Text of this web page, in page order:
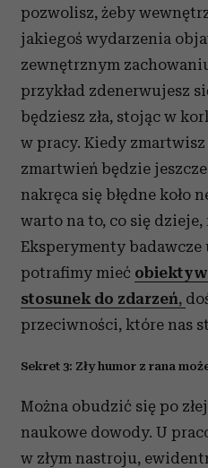
pozwolisz, żeby
jakiegoś wydarzenia
zewnętrznym
przykład zdenerwujesz
będziesz zła, stojąc w
w pracy. Kiedy
zmartwień będzie
nakręca się błędne koło
warto na to, co się
Eksperymenty
potrafimy mieć
stosunek do zdarzeń,
przeciwności, które nas
Sekret 3: Zły humor z rana
Można obudzić się po
naukowe dowody. U
w złym nastroju,